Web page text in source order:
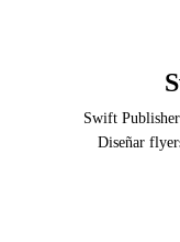
Swift
Diseñar